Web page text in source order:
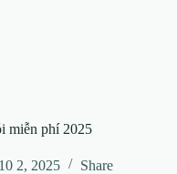
miễn phí 2025
2, 2025 Share